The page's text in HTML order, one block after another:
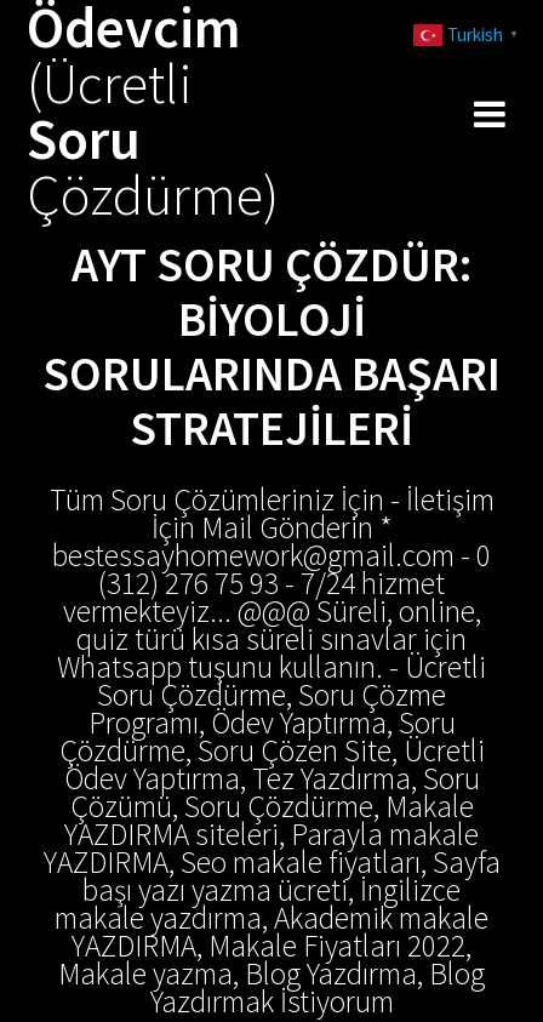
Ödevcim
(Ücretli
Soru
Çözdürme)
AYT SORU ÇÖZDÜR:
BIYOLOJI
SORULARINDA BAŞARI
STRATEJILERI
Tüm Soru Çözümleriniz İçin - İletişim
İçin Mail Gönderin *
bestessayhomework@gmail.com - 0
(312) 276 75 93 - 7/24 hizmet
vermekteyiz... @@@ Süreli, online,
quiz türü kısa süreli sınavlar için
Whatsapp tuşunu kullanın. - Ücretli
Soru Çözdürme, Soru Çözme
Programı, Ödev Yaptırma, Soru
Çözdürme, Soru Çözen Site, Ücretli
Ödev Yaptırma, Tez Yazdırma, Soru
Çözümü, Soru Çözdürme, Makale
YAZDIRMA siteleri, Parayla makale
YAZDIRMA, Seo makale fiyatları, Sayfa
başı yazı yazma ücreti, İngilizce
makale yazdırma, Akademik makale
YAZDIRMA, Makale Fiyatları 2022,
Makale yazma, Blog Yazdırma, Blog
Yazdırmak İstiyorum
Turkish ▼